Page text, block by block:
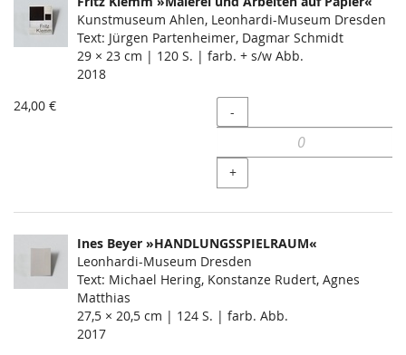
Kunstmuseum Ahlen, Leonhardi-Museum Dresden
Text: Jürgen Partenheimer, Dagmar Schmidt
29 × 23 cm | 120 S. | farb. + s/w Abb.
2018
24,00 €
Menge
-
+
Ines Beyer »HANDLUNGSSPIELRAUM«
Leonhardi-Museum Dresden
Text: Michael Hering, Konstanze Rudert, Agnes
Matthias
27,5 × 20,5 cm | 124 S. | farb. Abb.
2017